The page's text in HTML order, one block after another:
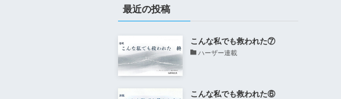
最近の投稿
こんな私でも救われた⑦
ハーザー連載
こんな私でも救われた⑥